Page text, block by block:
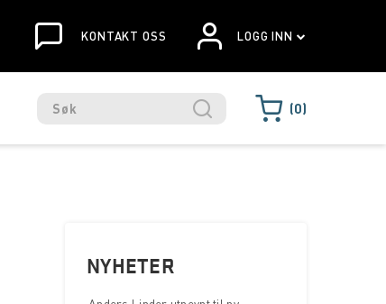
KONTAKT OSS LOGG INN
0
NYHETER